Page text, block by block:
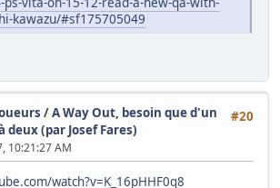
kawazu/#sf175705049
#20
/A Way Out, besoin que d'un
deux (par Josef Fares)
10:21:27 AM
watch?v=K_16pHHF0q8